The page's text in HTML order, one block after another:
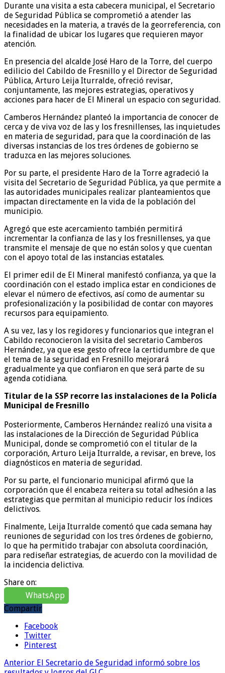
Durante una visita a esta cabecera municipal, el Secretario
de Seguridad Pública se comprometió a atender las
necesidades en la materia, a través de la georreferencia, con
la finalidad de ubicar los lugares que requieren mayor
atención.
En presencia del alcalde José Haro de la Torre, del cuerpo
edilicio del Cabildo de Fresnillo y el Director de Seguridad
Pública, Arturo Leija Iturralde, ofreció revisar,
conjuntamente, las mejores estrategias, operativos y
acciones para hacer de El Mineral un espacio con seguridad.
Camberos Hernández planteó la importancia de conocer de
cerca y de viva voz de las y los fresnillenses, las inquietudes
en materia de seguridad, para que la coordinación de las
diversas instancias de los tres órdenes de gobierno se
traduzca en las mejores soluciones.
Por su parte, el presidente Haro de la Torre agradeció la
visita del Secretario de Seguridad Pública, ya que permite a
las autoridades municipales realizar planteamientos que
impactan directamente en la vida de la población del
municipio.
Agregó que este acercamiento también permitirá
incrementar la confianza de las y los fresnillenses, ya que
transmite el mensaje de que no están solos y que cuentan
con el apoyo total de las instancias estatales.
El primer edil de El Mineral manifestó confianza, ya que la
coordinación con el estado implica estar en condiciones de
elevar el número de efectivos, así como de aumentar su
profesionalización y la posibilidad de contar con mayores
recursos para equipamiento.
A su vez, las y los regidores y funcionarios que integran el
Cabildo reconocieron la visita del secretario Camberos
Hernández, ya que ese gesto ofrece la certidumbre de que
el tema de la seguridad en Fresnillo mejorará
gradualmente ya que confiaron en que será parte de su
agenda cotidiana.
Titular de la SSP recorre las instalaciones de la Policía
Municipal de Fresnillo
Posteriormente, Camberos Hernández realizó una visita a
las instalaciones de la Dirección de Seguridad Pública
Municipal, donde se comprometió con el titular de la
corporación, Arturo Leija Iturralde, a revisar, en breve, los
diagnósticos en materia de seguridad.
Por su parte, el funcionario municipal afirmó que la
corporación que él encabeza reitera su total adhesión a las
estrategias que permitan al municipio reducir los índices
delictivos.
Finalmente, Leija Iturralde comentó que cada semana hay
reuniones de seguridad con los tres órdenes de gobierno,
lo que ha permitido trabajar con absoluta coordinación,
para rediseñar estrategias, de acuerdo con la movilidad de
la incidencia delictiva.
Share on:
WhatsApp
Compartir
Facebook
Twitter
Pinterest
Anterior El Secretario de Seguridad informó sobre los